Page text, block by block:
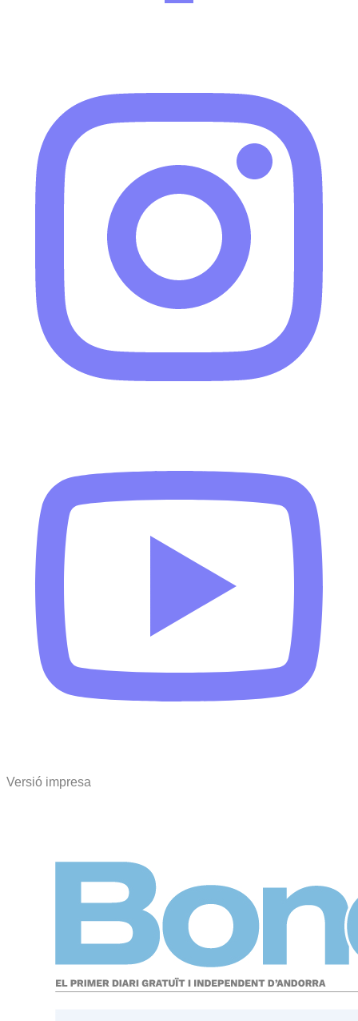
Versió impresa